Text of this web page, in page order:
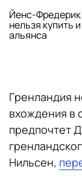
Йенс-Фредерик
нельзя купить
альянса
Гренландия
вхождения в
предпочтет
Нильсен,